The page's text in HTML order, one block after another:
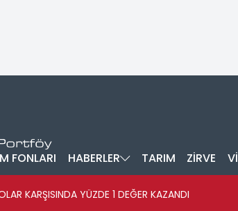
FONLARI HABERLER TARIM ZİRVE
KARŞISINDA YÜZDE 1 DEĞER KAZANDI